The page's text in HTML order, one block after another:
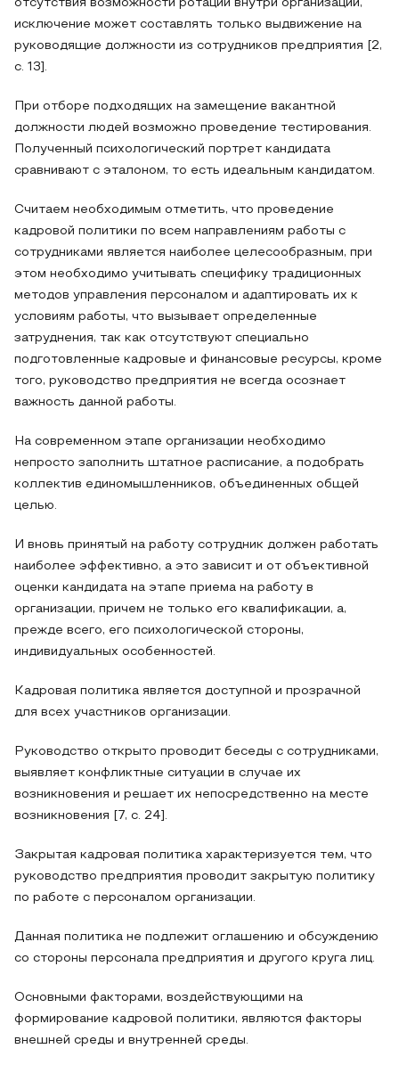
отсутствия возможности ротации внутри организации,
исключение может составлять только выдвижение на
руководящие должности из сотрудников предприятия [2,
с. 13].
При отборе подходящих на замещение вакантной
должности людей возможно проведение тестирования.
Полученный психологический портрет кандидата
сравнивают с эталоном, то есть идеальным кандидатом.
Считаем необходимым отметить, что проведение
кадровой политики по всем направлениям работы с
сотрудниками является наиболее целесообразным, при
этом необходимо учитывать специфику традиционных
методов управления персоналом и адаптировать их к
условиям работы, что вызывает определенные
затруднения, так как отсутствуют специально
подготовленные кадровые и финансовые ресурсы, кроме
того, руководство предприятия не всегда осознает
важность данной работы.
На современном этапе организации необходимо
непросто заполнить штатное расписание, а подобрать
коллектив единомышленников, объединенных общей
целью.
И вновь принятый на работу сотрудник должен работать
наиболее эффективно, а это зависит и от объективной
оценки кандидата на этапе приема на работу в
организации, причем не только его квалификации, а,
прежде всего, его психологической стороны,
индивидуальных особенностей.
Кадровая политика является доступной и прозрачной
для всех участников организации.
Руководство открыто проводит беседы с сотрудниками,
выявляет конфликтные ситуации в случае их
возникновения и решает их непосредственно на месте
возникновения [7, с. 24].
Закрытая кадровая политика характеризуется тем, что
руководство предприятия проводит закрытую политику
по работе с персоналом организации.
Данная политика не подлежит оглашению и обсуждению
со стороны персонала предприятия и другого круга лиц.
Основными факторами, воздействующими на
формирование кадровой политики, являются факторы
внешней среды и внутренней среды.